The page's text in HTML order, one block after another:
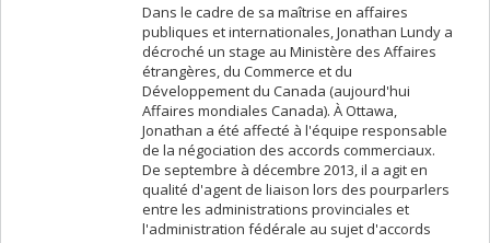
Dans le cadre de sa maîtrise en affaires
publiques et internationales, Jonathan Lundy a
décroché un stage au Ministère des Affaires
étrangères, du Commerce et du
Développement du Canada (aujourd'hui
Affaires mondiales Canada). À Ottawa,
Jonathan a été affecté à l'équipe responsable
de la négociation des accords commerciaux.
De septembre à décembre 2013, il a agit en
qualité d'agent de liaison lors des pourparlers
entre les administrations provinciales et
l'administration fédérale au sujet d'accords